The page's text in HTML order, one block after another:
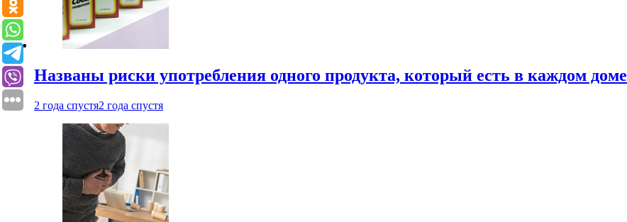
Названы риски употребления одного продукта, который есть в каждом доме
2 года спустя2 года спустя